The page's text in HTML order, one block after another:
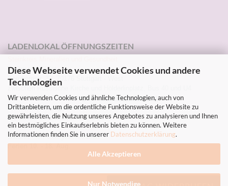
Diese Webseite verwendet Cookies und andere
Technologien
Wir verwenden Cookies und ähnliche Technologien, auch von
Drittanbietern, um die ordentliche Funktionsweise der Website zu
gewährleisten, die Nutzung unseres Angebotes zu analysieren und Ihnen
ein bestmögliches Einkaufserlebnis bieten zu können. Weitere
Informationen finden Sie in unserer Datenschutzerklärung.
Alle Akzeptieren
Nur Notwendige
LADENLOKAL ÖFFNUNGSZEITEN
Walter von Holst
Kornbergstr. 32, 70176 Stuttgart - West
zwischen Russische Kirche und Hölderlinplatz, Bus 40 und U4
Tel: 0711-2271203 Instagram:Steinkreis.Stuttgart
Sommer-Öffnungszeiten
Mi, Do, Fr 10-13h und 14-18.30h
Sa. 10-13h
Sa.1.8. - Mi. 5.8. geschlossen
Ferien 10. - 18. Aug.